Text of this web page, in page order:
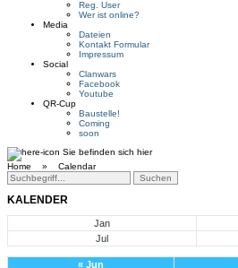
Reg. User
Wer ist online?
Media
Dateien
Kontakt Formular
Impressum
Social
Clanwars
Facebook
Youtube
QR-Cup
Baustelle!
Coming
soon
Sie befinden sich hier
Home » Calendar
KALENDER
Jan
Jul
« Jun